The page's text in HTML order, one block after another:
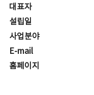
대표자
설립일
사업분야
E-mail
홈페이지